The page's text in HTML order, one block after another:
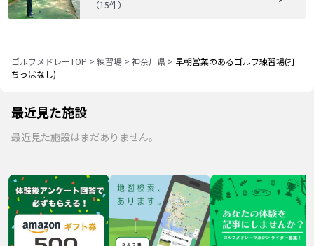
（15件）
ゴルフメドレーTOP > 練習場 > 神奈川県 > 早朝営業のあるゴルフ練習場(打
ちっぱなし)
最近見た施設
最近見た施設はまだありません。